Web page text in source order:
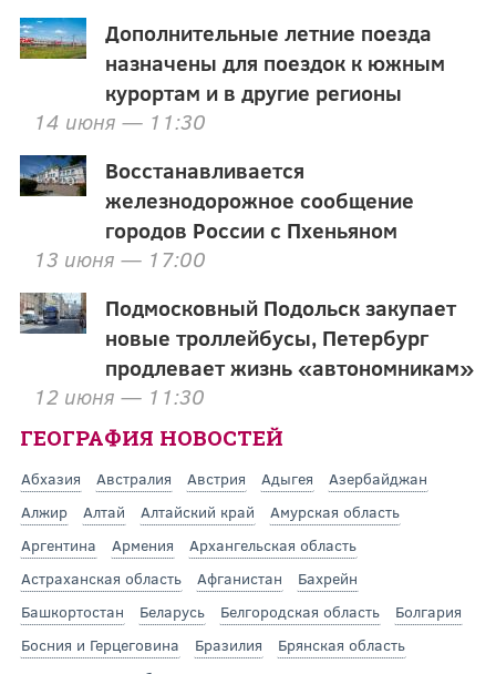
Дополнительные летние поезда
назначены для поездок к южным
курортам и в другие регионы
14 июня — 11:30
Восстанавливается
железнодорожное сообщение
городов России с Пхеньяном
13 июня — 17:00
Подмосковный Подольск закупает
новые троллейбусы, Петербург
продлевает жизнь «автономникам»
12 июня — 11:30
ГЕОГРАФИЯ НОВОСТЕЙ
Абхазия Австралия Австрия Адыгея
Азербайджан
Алжир
Алтай Алтайский край
Амурская область
Аргентина
Армения
Архангельская область
Астраханская область
Афганистан
Бахрейн
Башкортостан
Беларусь Белгородская область
Болгария
Босния и Герцеговина
Бразилия
Брянская область